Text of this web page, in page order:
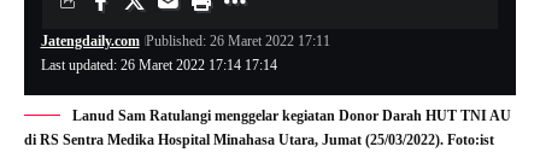
Last updated: 26 Maret 2022 17:14 17:14
Jatengdaily.com Published: 26 Maret 2022 17:11
Lanud Sam Ratulangi menggelar kegiatan Donor Darah HUT TNI AU
di RS Sentra Medika Hospital Minahasa Utara, Jumat (25/03/2022). Foto:ist